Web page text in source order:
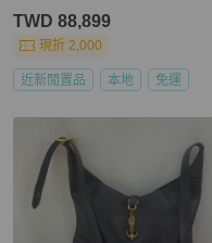
TWD 88,899
現折 2,000
近新閒置品 本地 免運